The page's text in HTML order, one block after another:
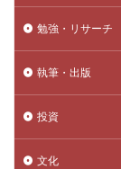
勉強・リサーチ
執筆・出版
投資
文化